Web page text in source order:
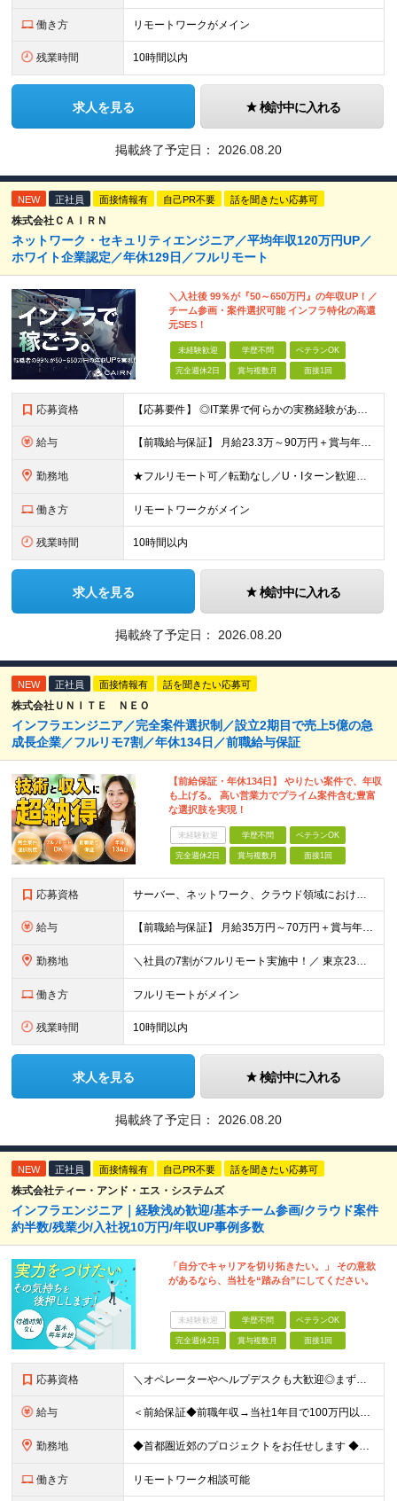
働き方 リモートワークがメイン
残業時間 10時間以内
求人を見る 検討中に入れる
掲載終了予定日： 2026.08.20
NEW 正社員 面接情報有 自己PR不要 話を聞きたい応募可
株式会社ＣＡＩＲＮ
ネットワーク・セキュリティエンジニア／平均年収120万円UP／
ホワイト企業認定／年休129日／フルリモート
＼入社後 99％が『50～650万円』の年収UP！／
チーム参画・案件選択可能 インフラ特化の高還
元SES！
未経験歓迎 学歴不問 ベテランOK
完全週休2日 賞与複数月 面接1回
応募資格 【応募要件】 ◎IT業界で何らかの実務経験がある方 └2～3ヶ月の実務経験のある方は歓迎します！ 例）PCキッティングやモバイル通信基地局の業務経験者など インフラエンジニアとしてご経験のある方は、
給与 【前職給与保証】 月給23.3万～90万円＋賞与年2回＋インセンティブ ★年収1000万円以上の実績あり！ ※上記月給には月20～30時間分（2万9,300円～21万7,900円）の固定残業代を含み
勤務地 ★フルリモート可／転勤なし／U・Iターン歓迎★ ◎勤務地は相談の上、ご自宅近くに調整します！ 【勤務地】 本社、または東京／埼玉／千葉／神奈川／愛知／仙台のクライアント先 ◎完全在宅（フルリモート）
働き方 リモートワークがメイン
残業時間 10時間以内
求人を見る 検討中に入れる
掲載終了予定日： 2026.08.20
NEW 正社員 面接情報有 話を聞きたい応募可
株式会社ＵＮＩＴＥ ＮＥＯ
インフラエンジニア／完全案件選択制／設立2期目で売上5億の急
成長企業／フルリモ7割／年休134日／前職給与保証
【前給保証・年休134日】 やりたい案件で、年収
も上げる。 高い営業力でプライム案件含む豊富
な選択肢を実現！
未経験歓迎 学歴不問 ベテランOK
完全週休2日 賞与複数月 面接1回
応募資格 サーバー、ネットワーク、クラウド領域におけるインフラエンジニアとしての何らかの実務経験（年数不問） ※設計、構築、運用保守、監視等 少しでも実務経験があれば、まずは気軽にエントリーしてみてください！
給与 【前職給与保証】 月給35万円～70万円＋賞与年2回＋各種手当 ※前職の給与・スキル・経験を考慮の上、決定いたします。 ※月給には固定残業代（月30時間分／5万円～10万円）を含みます。超過分は別途
勤務地 ＼社員の7割がフルリモート実施中！／ 東京23区内など1都3県を中心としたプロジェクト先での勤務となります。 ※勤務地は希望を考慮します ≪本社≫ 東京都渋谷区恵比寿南1丁目3番7号 隅越ビル5階
働き方 フルリモートがメイン
残業時間 10時間以内
求人を見る 検討中に入れる
掲載終了予定日： 2026.08.20
NEW 正社員 面接情報有 自己PR不要 話を聞きたい応募可
株式会社ティー・アンド・エス・システムズ
インフラエンジニア｜経験浅め歓迎/基本チーム参画/クラウド案件
約半数/残業少/入社祝10万円/年収UP事例多数
「自分でキャリアを切り拓きたい。」 その意欲
があるなら、当社を“踏み台”にしてください。
未経験歓迎 学歴不問 ベテランOK
完全週休2日 賞与複数月 面接1回
応募資格 ＼オペレーターやヘルプデスクも大歓迎◎まずはご応募ください／ ◆学歴不問 ◆IT業界での勤務経験がある方（職種・年数不問） ┗例：オペレーター、ヘルプデスク、開発からインフラ領域へのシフト、スク
給与 ＜前給保証◆前職年収→当社1年目で100万円以上アップ実績あり◆基本的に全員毎年昇給＞ 月給45万円（固定残業代：30時間分/85,470円）※PM/PL/PMO経験2年以上 月給36万円（固定残業
勤務地 ◆首都圏近郊のプロジェクトをお任せします ◆転勤なし ◆自社オフィスで働ける案件もございます 【本社】 東京都中央区日本橋小伝馬町1-1 日本橋末広ビル6階 ※変更の範囲：上記を除く当社関連勤務地
働き方 リモートワーク相談可能